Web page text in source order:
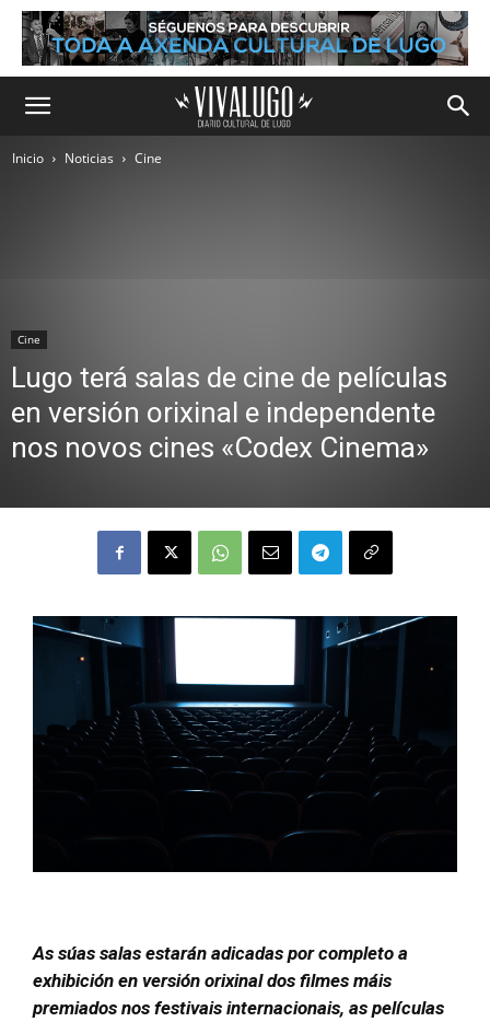
Inicio Noticias Cine
Cine
Lugo terá salas de cine de películas
en versión orixinal e independente
nos novos cines «Codex Cinema»
As súas salas estarán adicadas por completo a
exhibición en versión orixinal dos filmes máis
premiados nos festivais internacionais, as películas